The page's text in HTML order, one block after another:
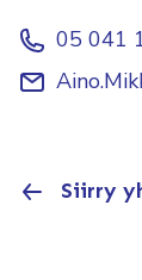
05 041
Siirry